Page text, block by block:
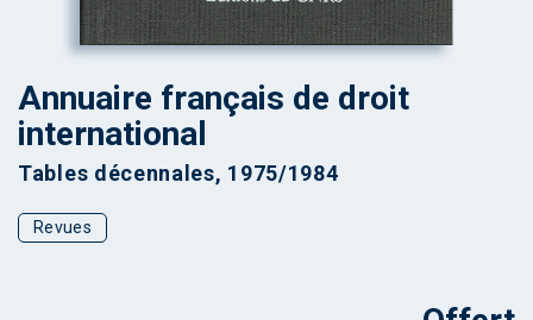
Annuaire français de droit
international
Tables décennales, 1975/1984
Revues